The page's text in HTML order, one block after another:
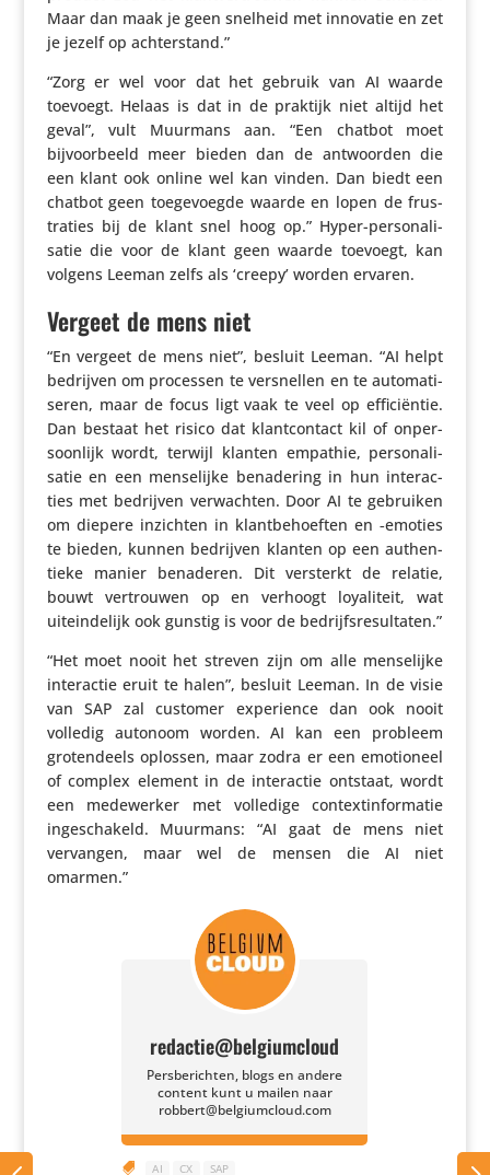
Maar dan maak je geen snelheid met innovatie en zet
je jezelf op achterstand.”
“Zorg er wel voor dat het gebruik van AI waarde
toevoegt. Helaas is dat in de praktijk niet altijd het
geval”, vult Muurmans aan. “Een chatbot moet
bijvoor­beeld meer bieden dan de antwoorden die
een klant ook online wel kan vinden. Dan biedt een
chatbot geen toege­voegde waarde en lopen de frus­
tra­ties bij de klant snel hoog op.” Hyper-perso­na­li­
satie die voor de klant geen waarde toevoegt, kan
volgens Leeman zelfs als ‘creepy’ worden ervaren.
Vergeet de mens niet
“En vergeet de mens niet”, besluit Leeman. “AI helpt
bedrijven om processen te versnellen en te auto­ma­ti­
seren, maar de focus ligt vaak te veel op effi­ci­ëntie.
Dan bestaat het risico dat klant­con­tact kil of onper­
soon­lijk wordt, terwijl klanten empathie, perso­na­li­
satie en een mense­lijke bena­de­ring in hun inter­ac­
ties met bedrijven verwachten. Door AI te gebruiken
om diepere inzichten in klant­be­hoeften en ‑emoties
te bieden, kunnen bedrijven klanten op een authen­
tieke manier benaderen. Dit versterkt de relatie,
bouwt vertrouwen op en verhoogt loya­li­teit, wat
uitein­de­lijk ook gunstig is voor de bedrijfsresultaten.”
“Het moet nooit het streven zijn om alle mense­lijke
inter­actie eruit te halen”, besluit Leeman. In de visie
van SAP zal customer expe­rience dan ook nooit
volledig autonoom worden. AI kan een probleem
groten­deels oplossen, maar zodra er een emoti­o­neel
of complex element in de inter­actie ontstaat, wordt
een mede­werker met volledige context­in­for­matie
inge­scha­keld. Muurmans: “AI gaat de mens niet
vervangen, maar wel de mensen die AI niet
omarmen.”
redactie@belgiumcloud
Persberichten, blogs en andere
content kunt u mailen naar
robbert@belgiumcloud.com
 AI CX SAP